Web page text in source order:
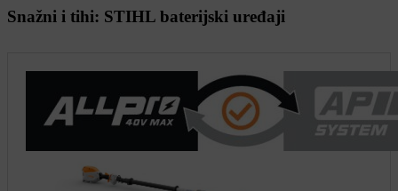
Snažni i tihi: STIHL baterijski uređaji